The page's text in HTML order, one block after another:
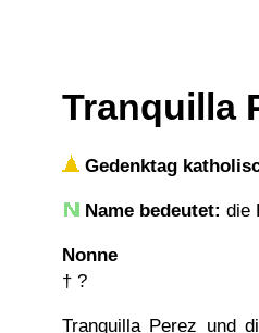
Tranquilla
Gedenktag
Name bedeutet: die
Nonne
† ?
Tranquilla Perez und